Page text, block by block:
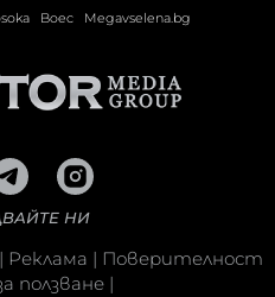
Boec Megavselena.bg
НИ
| Реклама | Поверителност
ползване|